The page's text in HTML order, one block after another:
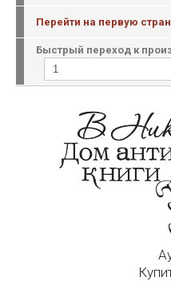
Перейти на первую
Быстрый переход к